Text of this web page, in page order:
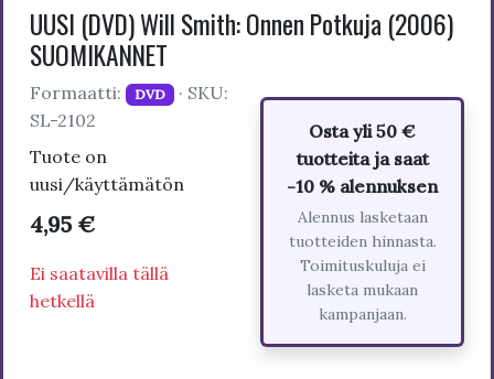
UUSI (DVD) Will Smith: Onnen Potkuja (2006)
SUOMIKANNET
Formaatti: DVD · SKU:
SL-2102
Tuote on
uusi/käyttämätön
4,95 €
Ei saatavilla tällä
hetkellä
Osta yli 50 €
tuotteita ja saat
-10 % alennuksen
Alennus lasketaan
tuotteiden hinnasta.
Toimituskuluja ei
lasketa mukaan
kampanjaan.